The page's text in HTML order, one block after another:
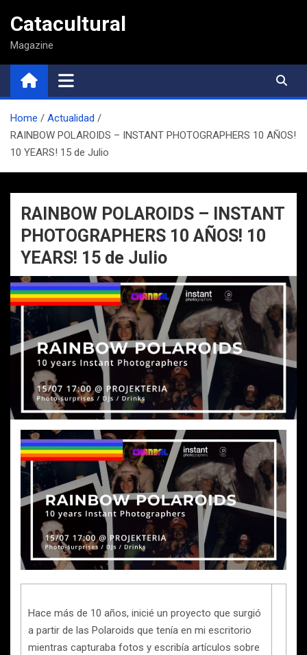
contenido
Catacultural
Magazine
Home
Actualidad
RAINBOW POLAROIDS – INSTANT PHOTOGRAPHERS 10 AÑOS!
10 YEARS! 15 de Julio
RAINBOW POLAROIDS – INSTANT
PHOTOGRAPHERS 10 AÑOS! 10
YEARS! 15 de Julio
Hace más de 10 años, inicié un proyecto que surgió
a partir de las Polaroids que tenía en mi escritorio
mientras capturaba fotos y escribía artículos sobre